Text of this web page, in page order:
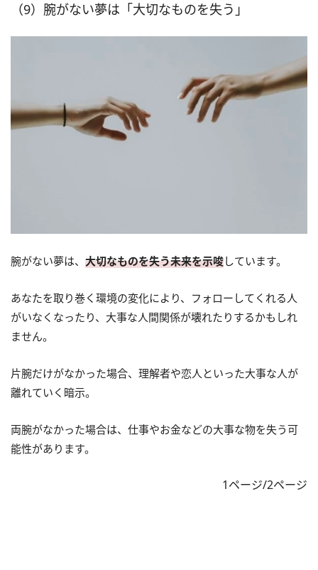
（9）腕がない夢は「大切なものを失う」
腕がない夢は、 大切なものを失う未来を示唆しています。
あなたを取り巻く環境の変化により、フォローしてくれる人
がいなくなったり、大事な人間関係が壊れたりするかもしれ
ません。
片腕だけがなかった場合、理解者や恋人といった大事な人が
離れていく暗示。
両腕がなかった場合は、仕事やお金などの大事な物を失う可
能性があります。
1ページ/2ページ